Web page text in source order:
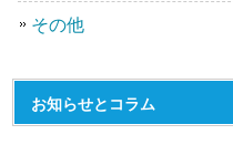
その他
お知らせとコラム